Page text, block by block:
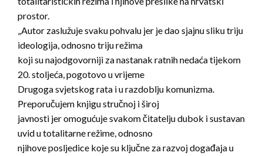
prostor.
„Autor zaslužuje svaku pohvalu jer je dao sjajnu sliku triju
ideologija, odnosno triju režima
koji su najodgovorniji za nastanak ratnih nedaća tijekom
20. stoljeća, pogotovo u vrijeme
Drugoga svjetskog rata i u razdoblju komunizma.
Preporučujem knjigu stručnoj i široj
javnosti jer omogućuje svakom čitatelju dubok i sustavan
uvid u totalitarne režime, odnosno
njihove posljedice koje su ključne za razvoj događaja u